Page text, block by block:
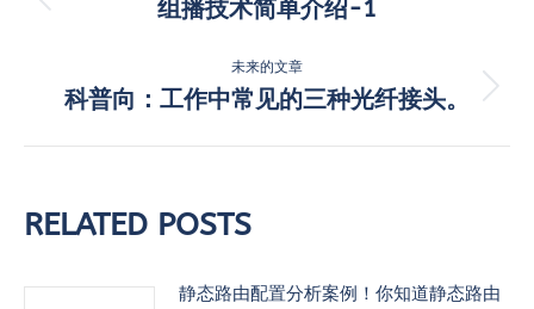
历
的
文
章：
组播技术简单介绍-1
未来的文章
未
的
科普向：工作中常见的三种光纤接头。
RELATED POSTS
静态路由配置分析案例！你知道静态路由